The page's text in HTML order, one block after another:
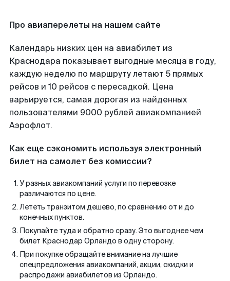
Про авиаперелеты на нашем сайте
Календарь низких цен на авиабилет из
Краснодара показывает выгодные месяца в году,
каждую неделю по маршруту летают 5 прямых
рейсов и 10 рейсов с пересадкой. Цена
варьируется, самая дорогая из найденных
пользователями 9000 рублей авиакомпанией
Аэрофлот.
Как еще сэкономить используя электронный
билет на самолет без комиссии?
У разных авиакомпаний услуги по перевозке
различаются по цене.
Лететь транзитом дешево, по сравнению от и до
конечных пунктов.
Покупайте туда и обратно сразу. Это выгоднее чем
билет Краснодар Орландо в одну сторону.
При покупке обращайте внимание на лучшие
спецпредложения авиакомпаний, акции, скидки и
распродажи авиабилетов из Орландо.